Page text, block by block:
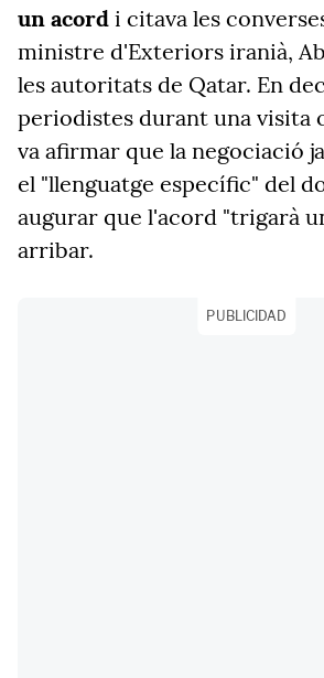
un acord i citava les
ministre d'Exteriors iranià,
les autoritats de Qatar. En
periodistes durant una visita
va afirmar que la negociació
el "llenguatge específic" del
augurar que l'acord "trigarà
arribar.
PUBLICIDAD